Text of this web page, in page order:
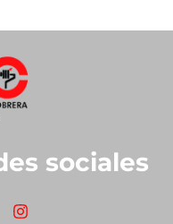
sociales